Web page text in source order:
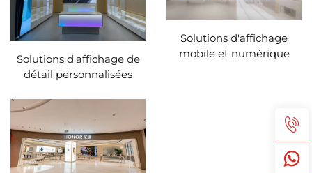
Solutions d'affichage de
détail personnalisées
Solutions d'affichage
mobile et numérique